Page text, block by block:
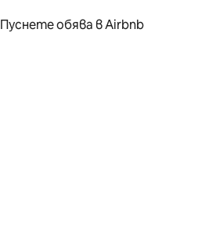
Пуснете обява в Airbnb